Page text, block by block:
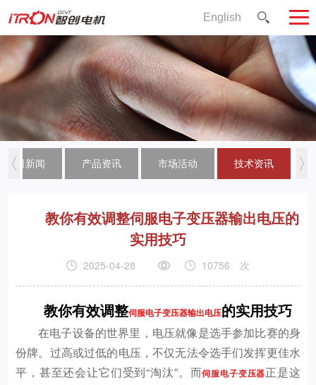
English
公司新闻 产品资讯 市场活动 技术资讯
教你有效调整伺服电子变压器输出电压的
实用技巧
2025-04-28 10756 次
教你有效调整伺服电子变压器输出电压的实用技巧
在电子设备的世界里，电压就像是选手参加比赛的身
份牌。过高或过低的电压，不仅无法令选手们发挥更佳水
平，甚至还会让它们受到“淘汰”。而伺服电子变压器正是这